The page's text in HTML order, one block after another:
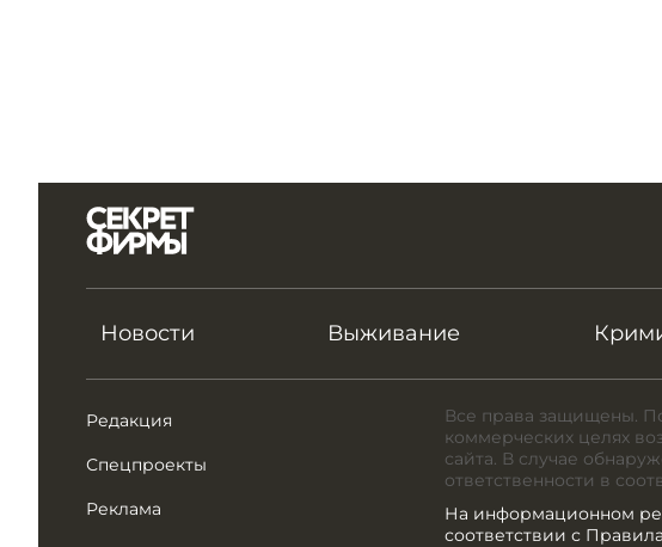
Новости Выживание
Редакция
Спецпроекты
Реклама
Все права защищены.
коммерческих целях
сайта. В случае
ответственности в
На информационном
соответствии с